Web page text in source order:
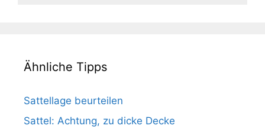
Ähnliche Tipps
Sattellage beurteilen
Sattel: Achtung, zu dicke Decke